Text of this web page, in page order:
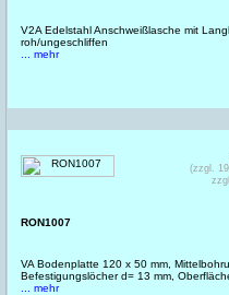
V2A Edelstahl Anschweißlasche mit
roh/ungeschliffen
... mehr
RON1007
VA Bodenplatte 120 x 50 mm,
Befestigungslöcher d= 13 mm,
... mehr
(zzgl.